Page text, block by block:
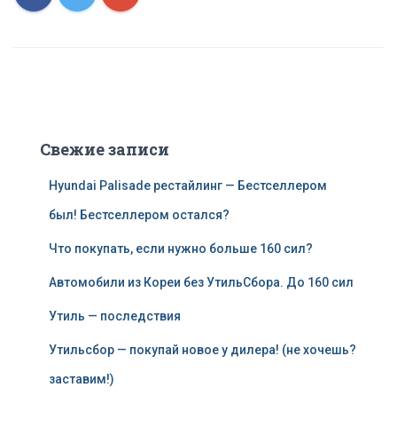
Свежие записи
Hyundai Palisade рестайлинг — Бестселлером
был! Бестселлером остался?
Что покупать, если нужно больше 160 сил?
Автомобили из Кореи без УтильСбора. До 160 сил
Утиль — последствия
Утильсбор — покупай новое у дилера! (не хочешь?
заставим!)